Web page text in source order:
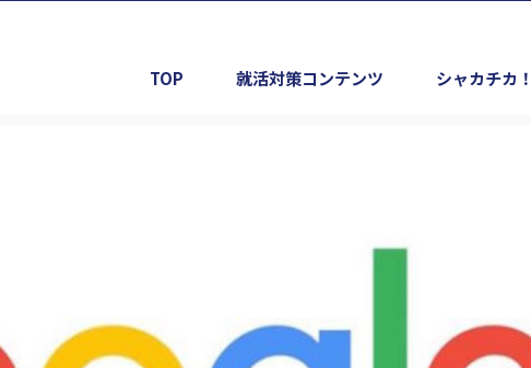
TOP 就活対策コンテンツ シャカチカ！